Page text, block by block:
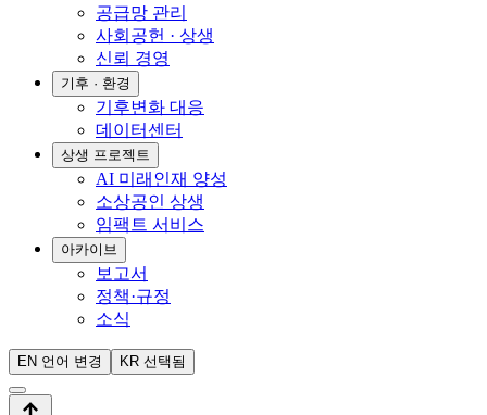
공급망 관리
사회공헌 · 상생
신뢰 경영
기후 · 환경
기후변화 대응
데이터센터
상생 프로젝트
AI 미래인재 양성
소상공인 상생
임팩트 서비스
아카이브
보고서
정책·규정
소식
EN 언어 변경 KR 선택됨